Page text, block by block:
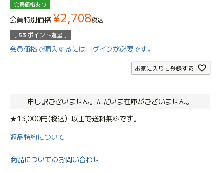
会員価格あり
会員特別価格 ¥2,708税込
[ 53 ポイント進呈 ]
会員価格で購入するにはログインが必要です。
お気に入りに登録する
申し訳ございません。ただいま在庫がございません。
★13,000円(税込）以上で送料無料です。
返品特約について
商品についてのお問い合わせ